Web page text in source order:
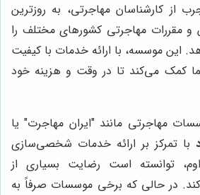
از کارشناسان مهاجرتی، به روزترین
و مقررات مهاجرتی کشورهای مختلف را
این موسسه، با ارائه خدمات با کیفیت
کمک می‌کند تا در وقت و هزینه خود
مهاجرتی مانند "ایران مهاجرت" یا
با تمرکز بر ارائه خدمات شخصی‌سازی
توانسته است رضایت بسیاری از
در حالی که برخی موسسات صرفاً به